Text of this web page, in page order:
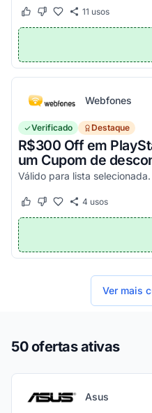
Este cupom funcionou
Este cupom não funcionou
11 usos
Webfones
Verificado Destaque
R$300 Off em
um Cupom de
Este cupom funcionou
Este cupom não funcionou
4 usos
Ver mais
50 ofertas ativas
Asus